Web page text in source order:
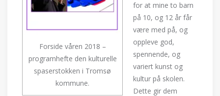
Forside våren 2018 –
programhefte den kulturelle
spaserstokken i Tromsø
kommune.
for at mine to barn
på 10, og 12 år får
være med på, og
oppleve god,
spennende, og
variert kunst og
kultur på skolen.
Dette gir dem